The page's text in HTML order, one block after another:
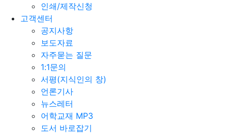
인쇄/제작신청
고객센터
공지사항
보도자료
자주묻는 질문
1:1문의
서평(지식인의 창)
언론기사
뉴스레터
어학교재 MP3
도서 바로잡기